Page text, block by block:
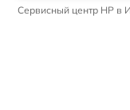
Сервисный центр HP в